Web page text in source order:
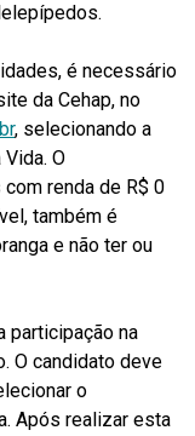
é necessário
da Cehap, no
, selecionando a
O
renda de R$ 0
também é
e não ter ou
participação na
O candidato deve
o
Após realizar esta